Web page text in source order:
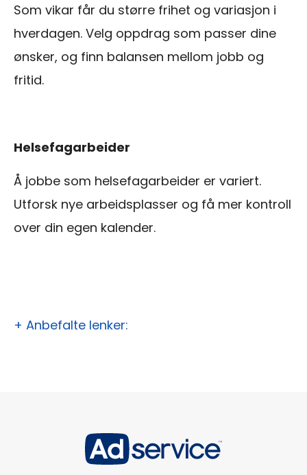
Som vikar får du større frihet og variasjon i
hverdagen. Velg oppdrag som passer dine
ønsker, og finn balansen mellom jobb og
fritid.
Helsefagarbeider
Å jobbe som helsefagarbeider er variert.
Utforsk nye arbeidsplasser og få mer kontroll
over din egen kalender.
+ Anbefalte lenker: